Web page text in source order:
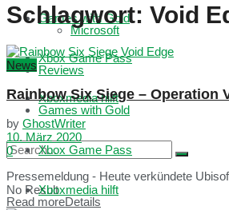
Games with Gold
Xbox Game Pass
Xboxmedia hilft
No Result
Microsoft
Reviews
Games with Gold
Xbox Game Pass
Xboxmedia hilft
Schlagwort: Void
News
Rainbow Six Siege – Operation
by GhostWriter
10. März 2020
0
Pressemeldung - Heute verkündete
Read moreDetails